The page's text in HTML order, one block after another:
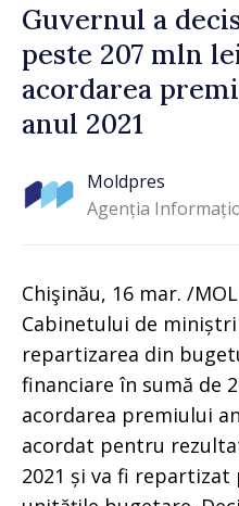
Guvernul a
peste 207 mln
acordarea
anul 2021
Moldpres
Agenția
Chişinău, 16 mar. /
Cabinetului de
repartizarea din
financiare în sumă de
acordarea premiului
acordat pentru
2021 și va fi